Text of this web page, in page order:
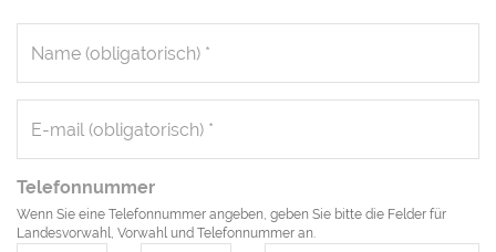
Telefonnummer
Wenn Sie eine Telefonnummer angeben, geben Sie bitte die Felder für
Landesvorwahl, Vorwahl und Telefonnummer an.